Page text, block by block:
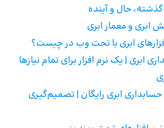
حال و آینده
ابری و معمار ابری
ابری با تحت وب در چیست؟
ابری | یک نرم افزار برای تمام نیازها
حسابداری ابری رایگان | تصمیم‌گیری